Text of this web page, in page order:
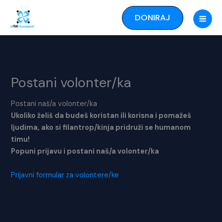
content
DONIRAJ
Postani volonter/ka
Postani naš/a volonter/ka
Ukoliko želiš da budeš koristan ili korisna i pomažeš
ljudima, ako si filantrop/kinja pridruži se humanom
timu!
Popuni prijavu i postani naš/a volonter/ka
Prijavni formular za volontere/ke